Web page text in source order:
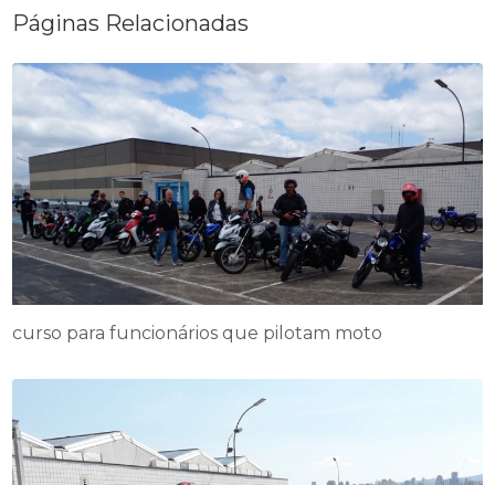
Páginas Relacionadas
curso para funcionários que pilotam moto